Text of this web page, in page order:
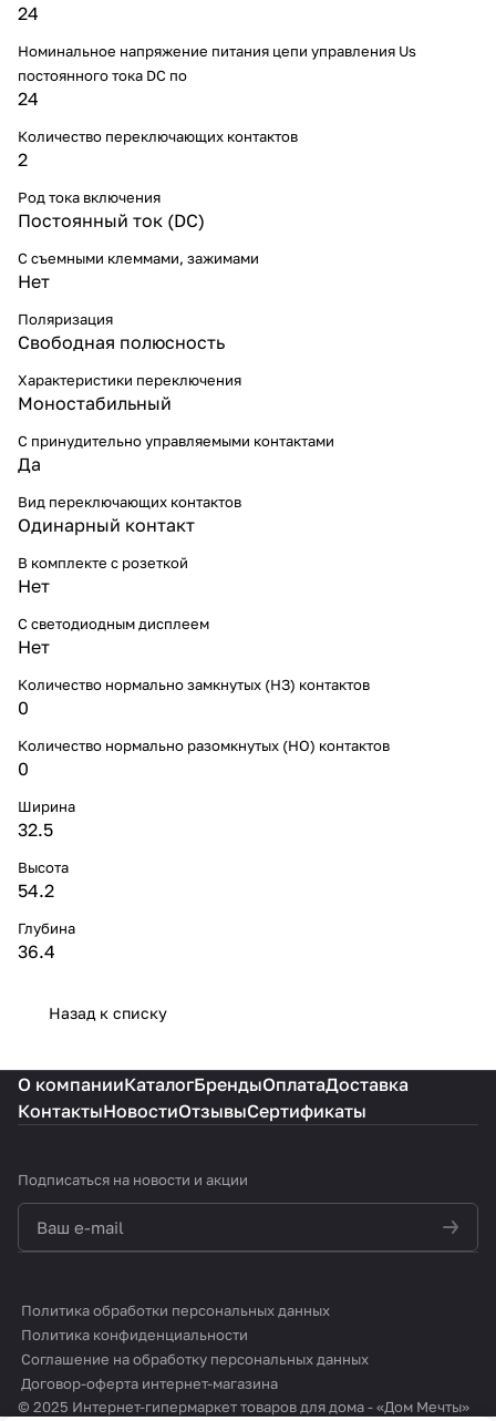
24
Номинальное напряжение питания цепи управления Us
постоянного тока DC по
24
Количество переключающих контактов
2
Род тока включения
Постоянный ток (DC)
С съемными клеммами, зажимами
Нет
Поляризация
Свободная полюсность
Характеристики переключения
Моностабильный
С принудительно управляемыми контактами
Да
Вид переключающих контактов
Одинарный контакт
В комплекте с розеткой
Нет
С светодиодным дисплеем
Нет
Количество нормально замкнутых (НЗ) контактов
0
Количество нормально разомкнутых (НО) контактов
0
Ширина
32.5
Высота
54.2
Глубина
36.4
Назад к списку
О компанииКаталогБрендыОплатаДоставка
КонтактыНовостиОтзывыСертификаты
Подписаться на новости и акции
Политика обработки персональных данных
Политика конфиденциальности
Соглашение на обработку персональных данных
Договор-оферта интернет-магазина
© 2025 Интернет-гипермаркет товаров для дома - «Дом Мечты»